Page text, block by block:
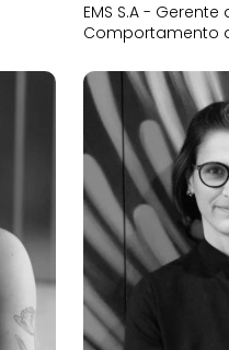
EMS S.A -
Comportamento